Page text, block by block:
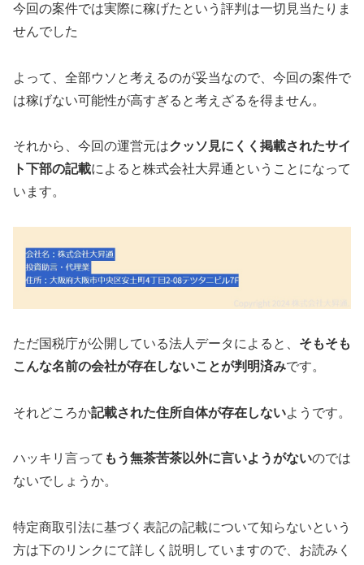
今回の案件では実際に稼げたという評判は一切見当たりま
せんでした
よって、全部ウソと考えるのが妥当なので、今回の案件で
は稼げない可能性が高すぎると考えざるを得ません。
それから、今回の運営元はクッソ見にくく掲載されたサイ
ト下部の記載によると株式会社大昇通 ということになって
います。
ただ国税庁が公開している法人データによると、 そもそも
こんな名前の会社が存在しないことが判明済みです。
それどころか記載された住所自体が存在しないようです。
ハッキリ言って もう無茶苦茶以外に言いようがないのでは
ないでしょうか。
特定商取引法に基づく表記の記載について知らないという
方は下のリンクにて詳しく説明していますので、お読みく